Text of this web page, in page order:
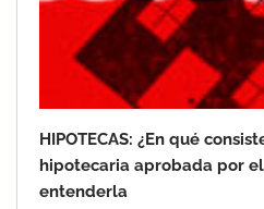
HIPOTECAS: ¿En qué
hipotecaria aprobada por
entenderla